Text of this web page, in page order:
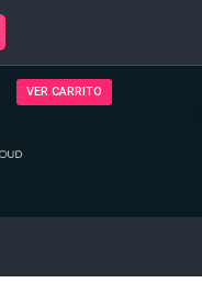
VER CARRITO